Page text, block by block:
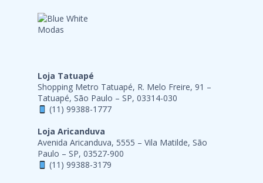
Loja Tatuapé
Shopping Metro Tatuapé, R. Melo Freire, 91 –
Tatuapé, São Paulo – SP, 03314-030
(11) 99388-1777
Loja Aricanduva
Avenida Aricanduva, 5555 – Vila Matilde, São
Paulo – SP, 03527-900
(11) 99388-3179